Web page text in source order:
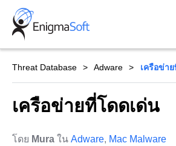
Skip
content
Threat Database Adware เครือข่า
เครือข่ายที่โดดเด่น
โดย Mura ใน Adware, Mac Malware